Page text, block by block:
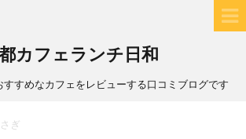
カフェランチ日和
すめなカフェをレビューする口コミブログです
ぎ